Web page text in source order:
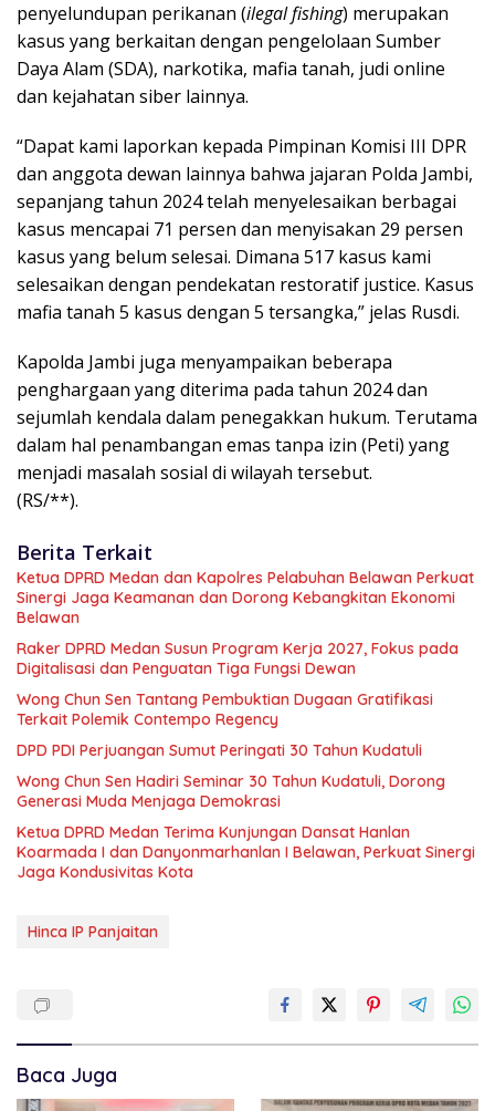
penyelundupan perikanan (ilegalfishing) merupakan
kasus yang berkaitan dengan pengelolaan Sumber
Daya Alam (SDA), narkotika, mafia tanah, judi online
dan kejahatan siber lainnya.
“Dapat kami laporkan kepada Pimpinan Komisi III DPR
dan anggota dewan lainnya bahwa jajaran Polda Jambi,
sepanjang tahun 2024 telah menyelesaikan berbagai
kasus mencapai 71 persen dan menyisakan 29 persen
kasus yang belum selesai. Dimana 517 kasus kami
selesaikan dengan pendekatan restoratif justice. Kasus
mafia tanah 5 kasus dengan 5 tersangka,” jelas Rusdi.
Kapolda Jambi juga menyampaikan beberapa
penghargaan yang diterima pada tahun 2024 dan
sejumlah kendala dalam penegakkan hukum. Terutama
dalam hal penambangan emas tanpa izin (Peti) yang
menjadi masalah sosial di wilayah tersebut.
(RS/**).
Berita Terkait
Ketua DPRD Medan dan Kapolres Pelabuhan Belawan Perkuat
Sinergi Jaga Keamanan dan Dorong Kebangkitan Ekonomi
Belawan
Raker DPRD Medan Susun Program Kerja 2027, Fokus pada
Digitalisasi dan Penguatan Tiga Fungsi Dewan
Wong Chun Sen Tantang Pembuktian Dugaan Gratifikasi
Terkait Polemik Contempo Regency
DPD PDI Perjuangan Sumut Peringati 30 Tahun Kudatuli
Wong Chun Sen Hadiri Seminar 30 Tahun Kudatuli, Dorong
Generasi Muda Menjaga Demokrasi
Ketua DPRD Medan Terima Kunjungan Dansat Hanlan
Koarmada I dan Danyonmarhanlan I Belawan, Perkuat Sinergi
Jaga Kondusivitas Kota
Hinca IP Panjaitan
Baca Juga